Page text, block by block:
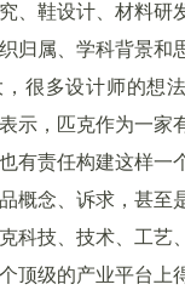
、鞋设计、材料研
归属、学科背景和
很多设计师的想
示，匹克作为一家
有责任构建这样一
概念、诉求，甚至
科技、技术、工艺
顶级的产业平台上